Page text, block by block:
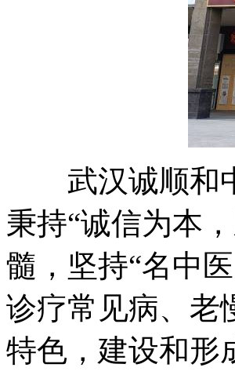
武汉诚顺和中
秉持“诚信为本
髓，坚持“名中
诊疗常见病、老
特色，建设和形